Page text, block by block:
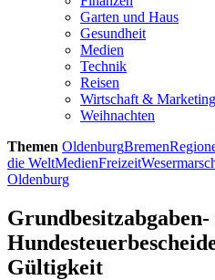
Garten und Haus
Gesundheit
Medien
Technik
Reisen
Wirtschaft & Marketing
Weihnachten
Themen OldenburgBremen
die WeltMedienFreizeit
Oldenburg
Grundbesitzabgaben-
Gültigkeit